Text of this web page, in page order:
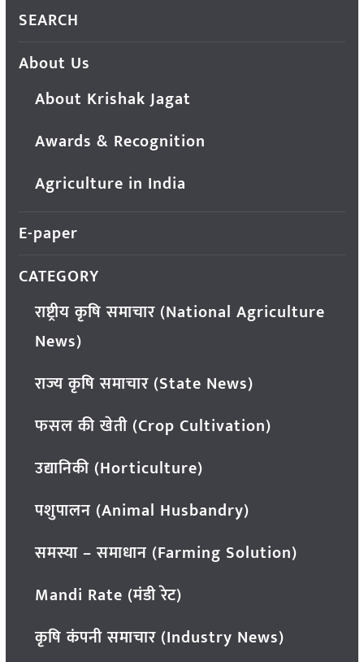
SEARCH
About Us
About Krishak Jagat
Awards & Recognition
Agriculture in India
E-paper
CATEGORY
राष्ट्रीय कृषि समाचार (National Agriculture
News)
राज्य कृषि समाचार (State News)
फसल की खेती (Crop Cultivation)
उद्यानिकी (Horticulture)
पशुपालन (Animal Husbandry)
समस्या – समाधान (Farming Solution)
Mandi Rate (मंडी रेट)
कृषि कंपनी समाचार (Industry News)